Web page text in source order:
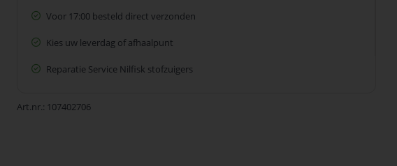
Voor 17:00 besteld direct verzonden
Kies uw leverdag of afhaalpunt
Reparatie Service Nilfisk stofzuigers
Art.nr. 107402706